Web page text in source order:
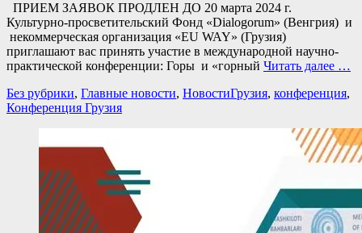
ПРИЕМ ЗАЯВОК ПРОДЛЕН ДО 20 марта 2024 г.
Культурно-просветительский Фонд «Dialogorum» (Венгрия) и
некоммерческая организация «EU WAY» (Грузия)
приглашают вас принять участие в международной научно-
практической конференции: Горы и «горный Читать далее …
Категории
Без рубрики, Главные новости, НовостиТеги
Грузия, конференция,
Конференция Грузия